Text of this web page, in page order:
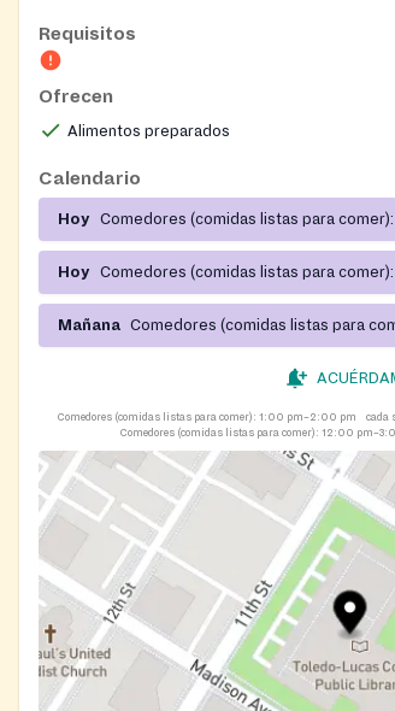
Cena: 3:30-4:30 Merienda: 6:30-7:00
Requisitos
Ofrecen
Alimentos preparados
Calendario
Hoy Comedores (comidas listas para comer):
Hoy Comedores (comidas listas para comer):
Mañana Comedores (comidas listas para
Comedores (comidas listas para comer): 1:00 pm–2:00 pm
cada
Comedores (comidas listas para comer): 12:00